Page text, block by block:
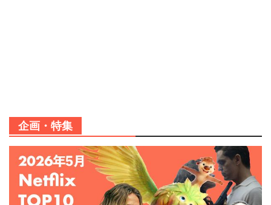
企画・特集